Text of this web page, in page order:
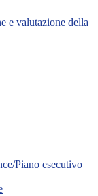
e valutazione della
Piano esecutivo